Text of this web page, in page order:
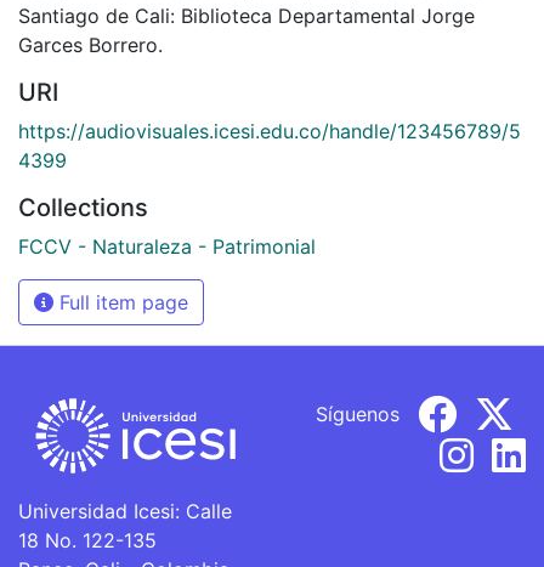
Santiago de Cali: Biblioteca Departamental Jorge
Garces Borrero.
URI
https://audiovisuales.icesi.edu.co/handle/123456789/5
4399
Collections
FCCV - Naturaleza - Patrimonial
Full item page
Universidad Icesi: Calle
18 No. 122-135
Síguenos